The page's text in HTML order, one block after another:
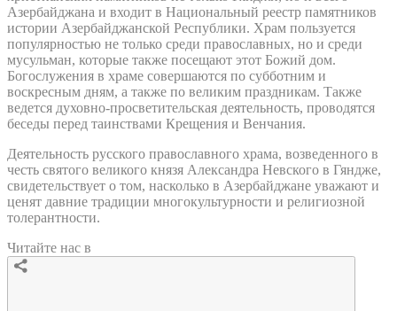
Азербайджана и входит в Национальный реестр памятников
истории Азербайджанской Республики. Храм пользуется
популярностью не только среди православных, но и среди
мусульман, которые также посещают этот Божий дом.
Богослужения в храме совершаются по субботним и
воскресным дням, а также по великим праздникам. Также
ведется духовно-просветительская деятельность, проводятся
беседы перед таинствами Крещения и Венчания.
Деятельность русского православного храма, возведенного в
честь святого великого князя Александра Невского в Гяндже,
свидетельствует о том, насколько в Азербайджане уважают и
ценят давние традиции многокультурности и религиозной
толерантности.
Читайте нас в